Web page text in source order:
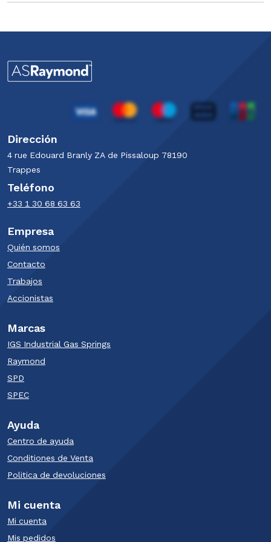
Dirección
4 rue Edouard Branly​ ZA de Pissaloup​ 78190
Trappes​
Teléfono
+33 1 30 68 63 63​
Empresa
Quién somos
Contacto
Trabajos
Accionistas
Marcas
IGS Industrial Gas Springs
Raymond
SPD​
SPEC
Ayuda
Centro de ayuda
Conditiones de Venta
Politica de devoluciones
Mi cuenta
Mi cuenta
Mis pedidos